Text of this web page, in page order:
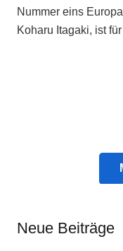
Nummer eins
Koharu Itagaki, ist
Neue Beiträge